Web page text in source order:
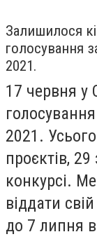
Залишилося
голосування
2021.
17 червня у
2021.
проєктів,
конкурсі.
віддати
до 7 липня